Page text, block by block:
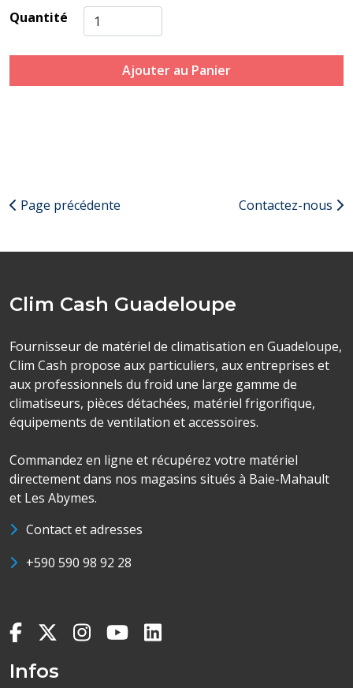
Quantité
Ajouter au Panier
Page précédente Contactez-nous
Clim Cash Guadeloupe
Fournisseur de matériel de climatisation en Guadeloupe,
Clim Cash propose aux particuliers, aux entreprises et
aux professionnels du froid une large gamme de
climatiseurs, pièces détachées, matériel frigorifique,
équipements de ventilation et accessoires.
Commandez en ligne et récupérez votre matériel
directement dans nos magasins situés à Baie-Mahault
et Les Abymes.
Contact et adresses
+590 590 98 92 28
Infos